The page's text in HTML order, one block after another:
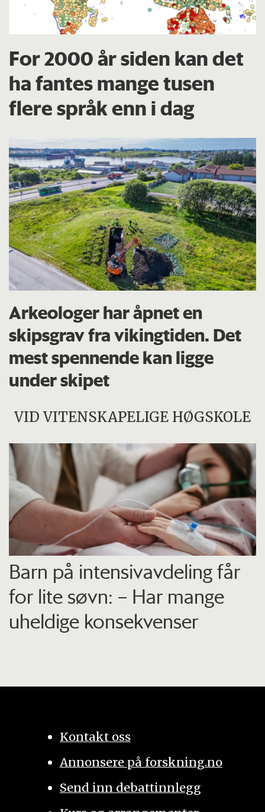
For 2000 år siden kan det
ha fantes mange tusen
flere språk enn i dag
Arkeologer har åpnet en
skipsgrav fra vikingtiden. Det
mest spennende kan ligge
under skipet
VID VITENSKAPELIGE HØGSKOLE
Barn på intensiv­avdeling får
for lite søvn: – Har mange
uheldige konsekvenser
Kontakt oss
Annonsere på forskning.no
Send inn debattinnlegg